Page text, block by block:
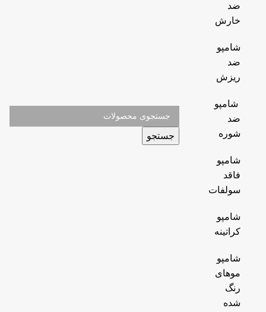
ضد
خارش
شامپو
ضد
ریزش
شامپو
ضد
شوره
شامپو
فاقد
سولفات
شامپو
کراتینه
شامپو
موهای
رنگ
شده
جستجو